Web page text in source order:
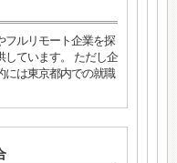
フルリモート企業を探
しています。 ただし企
には東京都内での就職